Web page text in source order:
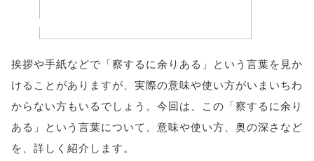
scrollbars=yes'
false;"> シェア
挨拶や手紙などで「察するに余りある」という言葉を見か
けることがありますが、実際の意味や使い方がいまいちわ
からない方もいるでしょう。今回は、この「察するに余り
ある」という言葉について、意味や使い方、奥の深さなど
を、詳しく紹介します。